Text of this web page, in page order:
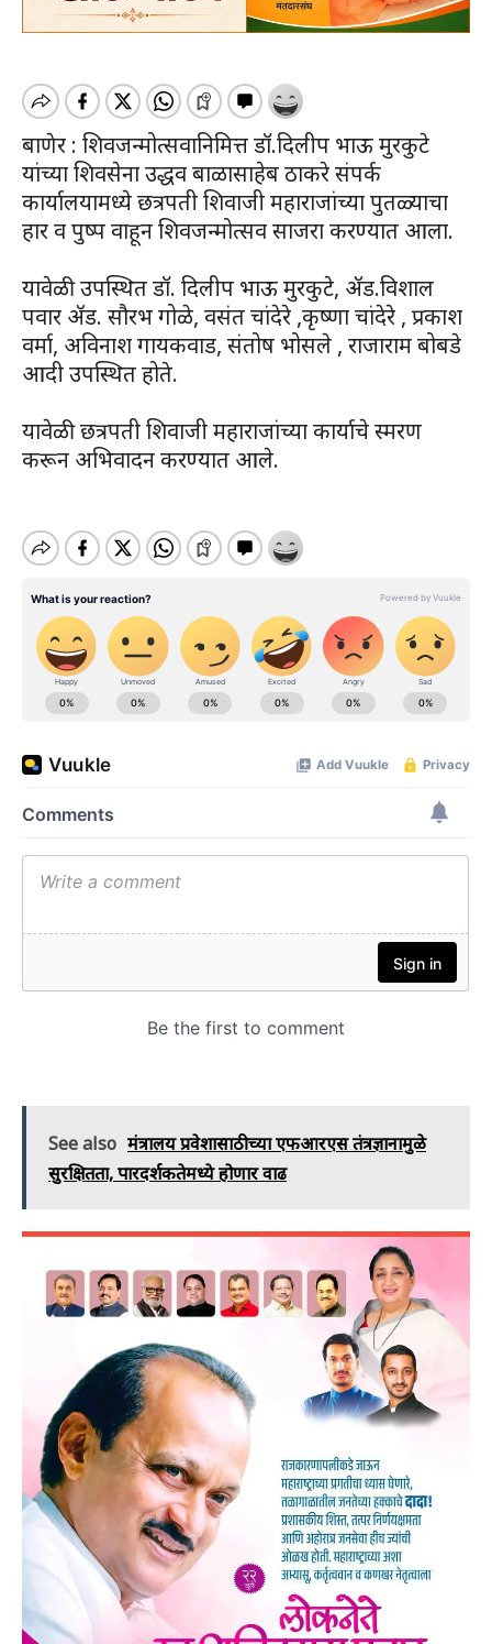
बाणेर : शिवजन्मोत्सवानिमित्त डॉ.दिलीप भाऊ मुरकुटे
यांच्या शिवसेना उद्धव बाळासाहेब ठाकरे संपर्क
कार्यालयामध्ये छत्रपती शिवाजी महाराजांच्या पुतळ्याचा
हार व पुष्प वाहून शिवजन्मोत्सव साजरा करण्यात आला.
यावेळी उपस्थित डॉ. दिलीप भाऊ मुरकुटे, ॲड.विशाल
पवार ॲड. सौरभ गोळे, वसंत चांदेरे ,कृष्णा चांदेरे , प्रकाश
वर्मा, अविनाश गायकवाड, संतोष भोसले , राजाराम बोबडे
आदी उपस्थित होते.
यावेळी छत्रपती शिवाजी महाराजांच्या कार्याचे स्मरण
करून अभिवादन करण्यात आले.
See also मंत्रालय प्रवेशासाठीच्या एफआरएस तंत्रज्ञानामुळे
सुरक्षितता, पारदर्शकतेमध्ये होणार वाढ